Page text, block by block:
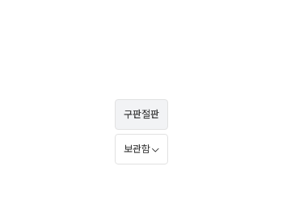
구판절판
보관함